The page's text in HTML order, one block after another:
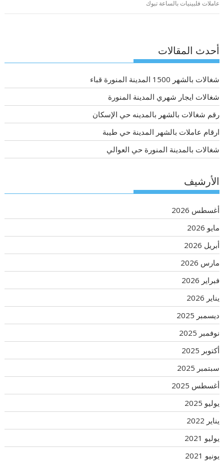
عاملات فلبينيات بالساعة تبوك
أحدث المقالات
شغالات بالشهر 1500 المدينة المنورة قباء
شغالات ايجار شهري المدينة المنورة
رقم شغالات بالشهر بالمدينه حي الإسكان
ارقام عاملات بالشهر المدينة حي طيبة
شغالات بالمدينة المنورة حي العوالي
الأرشيف
أغسطس 2026
مايو 2026
أبريل 2026
مارس 2026
فبراير 2026
يناير 2026
ديسمبر 2025
نوفمبر 2025
أكتوبر 2025
سبتمبر 2025
أغسطس 2025
يوليو 2025
يناير 2022
يوليو 2021
يونيو 2021